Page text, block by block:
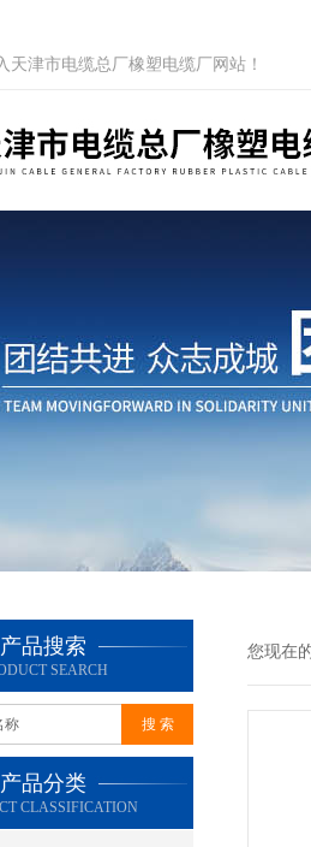
天津市电缆总厂橡塑电缆厂网站！
产品搜索
SEARCH
产品分类
CLASSIFICATION
您现在